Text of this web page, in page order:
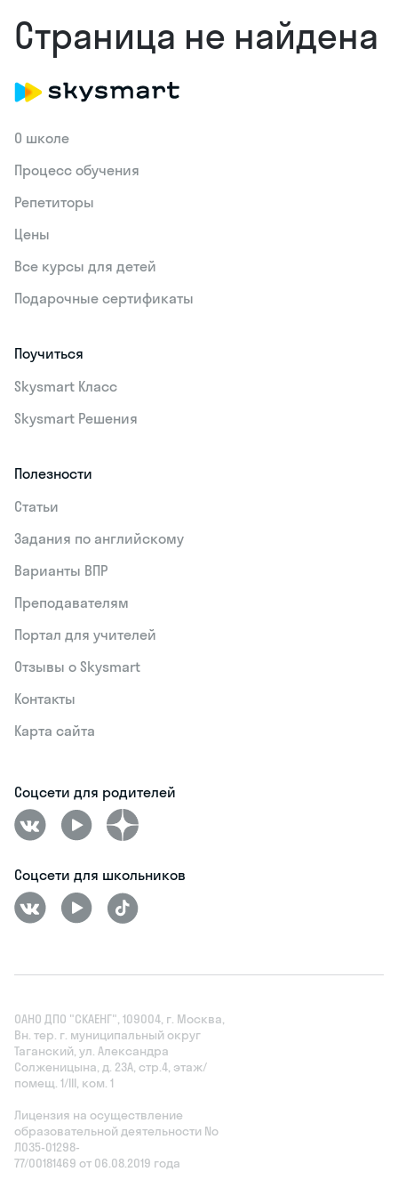
Страница не найдена
О школе
Процесс обучения
Репетиторы
Цены
Все курсы для детей
Подарочные сертификаты
Поучиться
Skysmart Класс
Skysmart Решения
Полезности
Статьи
Задания по английскому
Варианты ВПР
Преподавателям
Портал для учителей
Отзывы о Skysmart
Контакты
Карта сайта
Соцсети для родителей
Соцсети для школьников
ОАНО ДПО "СКАЕНГ", 109004, г. Москва,
Вн. тер. г. муниципальный округ
Таганский, ул. Александра
Солженицына, д. 23А, стр.4, этаж/
помещ. 1/III, ком. 1
Лицензия на осуществление
образовательной деятельности No
Л035‑01298-
77/00181469 от 06.08.2019 года